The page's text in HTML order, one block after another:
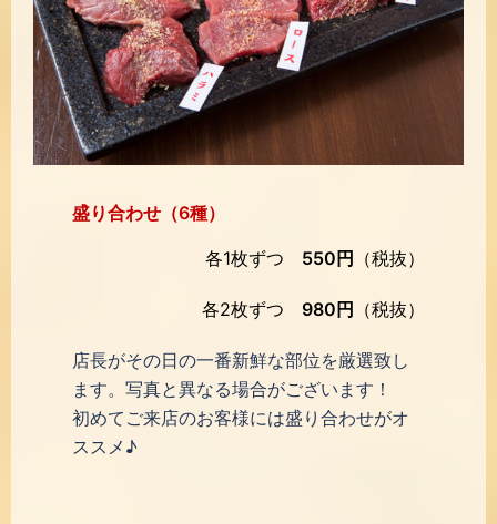
盛り合わせ（6種）
各1枚ずつ 550円 （税抜）
各2枚ずつ 980円 （税抜）
店長がその日の一番新鮮な部位を厳選致し
ます。写真と異なる場合がございます！
初めてご来店のお客様には盛り合わせがオ
ススメ♪